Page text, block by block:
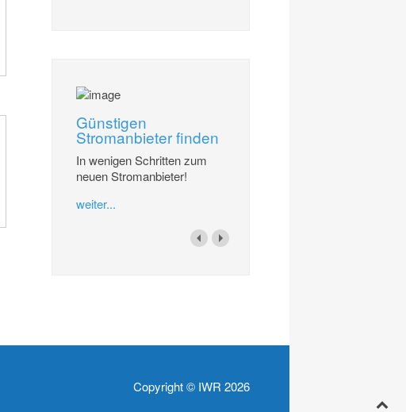
Günstigen
Stromanbieter finden
In wenigen Schritten zum
neuen Stromanbieter!
weiter...
Copyright © IWR 2026